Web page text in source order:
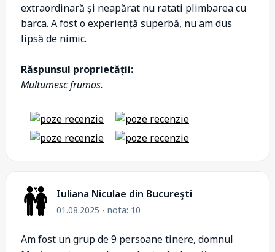
extraordinară și neapărat nu ratati plimbarea cu
barca. A fost o experiență superbă, nu am dus
lipsă de nimic.
Răspunsul proprietății:
Multumesc frumos.
Iuliana Niculae din Bucureşti
01.08.2025 - nota: 10
Am fost un grup de 9 persoane tinere, domnul